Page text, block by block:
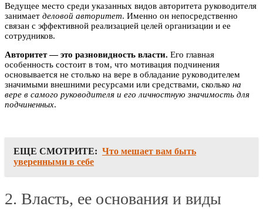
Ведущее место среди указанных видов авторитета руководителя
занимает деловой авторитет. Именно он непосредственно
связан с эффективной реализацией целей организации и ее
сотрудников.
Авторитет — это разновидность власти. Его главная
особенность состоит в том, что мотивация подчинения
основывается не столько на вере в обладание руководителем
значимыми внешними ресурсами или средствами, сколько на
вере в самого руководителя и его личностную значимость для
подчиненных.
ЕЩЕ СМОТРИТЕ: Что мешает вам быть
уверенными в себе
2. Власть, ее основания и виды